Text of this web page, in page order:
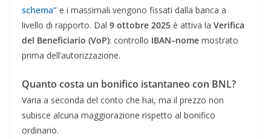
schema” e i massimali vengono fissati dalla banca a
livello di rapporto. Dal 9 ottobre 2025 è attiva la Verifica
del Beneficiario (VoP): controllo IBAN–nome mostrato
prima dell’autorizzazione.
Quanto costa un bonifico istantaneo con BNL?
Varia a seconda del conto che hai, ma il prezzo non
subisce alcuna maggiorazione rispetto al bonifico
ordinario.